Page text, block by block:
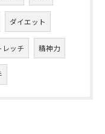
ダイエット
レッチ 精神力